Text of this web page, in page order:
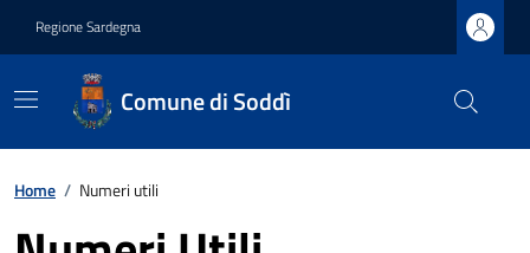
Regione Sardegna
Comune di Soddì
Home / Numeri utili